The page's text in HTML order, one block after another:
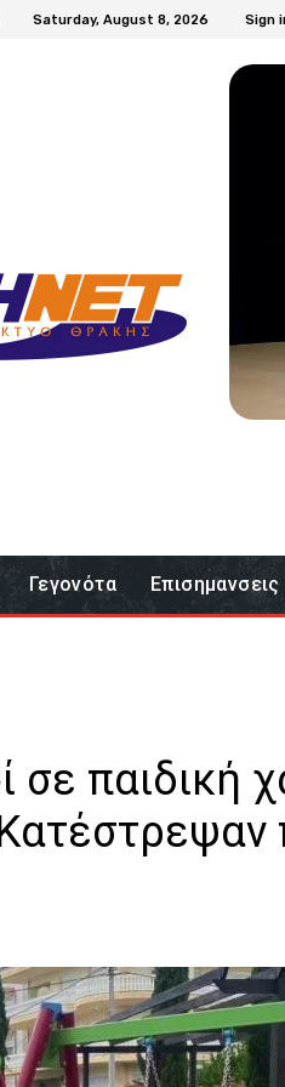
Saturday, August 8, 2026 Sign
Γεγονότα Επισημανσεις
σε παιδική